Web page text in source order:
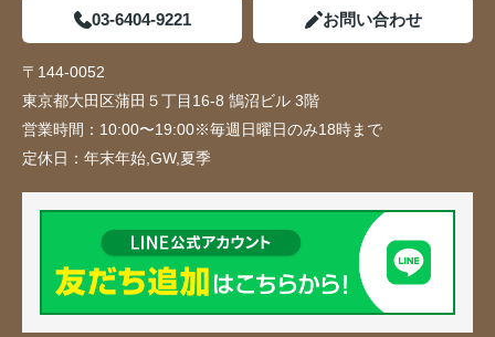
03-6404-9221 お問い合わせ
〒144-0052
東京都大田区蒲田５丁目16-8 鵠沼ビル 3階
営業時間： 10:00〜19:00※毎週日曜日のみ18時まで
定休日： 年末年始,GW,夏季